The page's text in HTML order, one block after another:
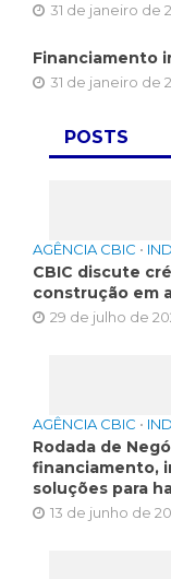
31 de janeiro de
Financiamento
31 de janeiro de
POSTS
AGÊNCIA CBIC •
CBIC discute
construção em
29 de julho de
AGÊNCIA CBIC •
Rodada de
financiamento,
soluções para
13 de junho de